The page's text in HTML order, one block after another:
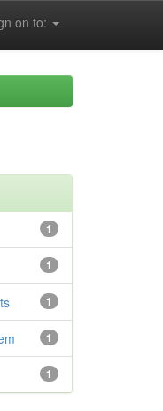
on to:
1
1
1
1
1